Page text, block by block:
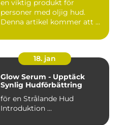
en viktig produkt för
personer med oljig hud.
Denna artikel kommer att ...
18. jan
Glow Serum - Upptäck
Synlig Hudförbättring
för en Strålande Hud
Introduktion ...